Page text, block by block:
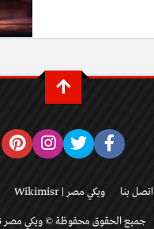
اتصل بنا ويكي مصر | Wikimisr
جميع الحقوق محفوظة © ويكي مصر 2026